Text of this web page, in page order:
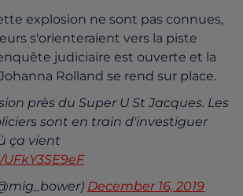
explosion ne sont pas connues,
s'orienteraient vers la piste
judiciaire est ouverte et la
Rolland se rend sur place.
près du Super U St Jacques. Les
sont en train d'investiguer
ça vient
December 16, 2019